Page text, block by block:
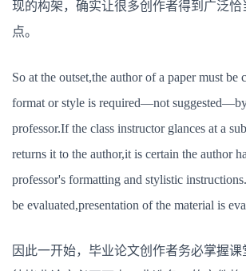
现的构架，确实让很多创作者得到广泛
点。
So at the outset,the author of a paper must be
format or style is required—not
professor.If the class instructor glances at a
returns it to the author,it is certain the author
professor's formatting and stylistic
be evaluated,presentation of the material is
因此一开始，毕业论文创作者务必掌握